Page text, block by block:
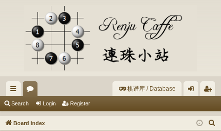
ui
ck
or
u
棋谱库 / Database
in ist
Search Login Register
Board index